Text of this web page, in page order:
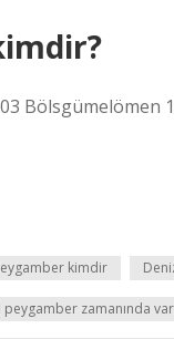
Bölsgümelömen
kimdir
peygamber zamanında